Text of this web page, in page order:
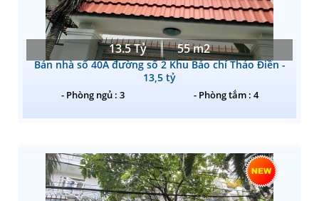
13.5 Tỷ 55 m2
Bán nhà số 40A đường số 2 Khu Báo chí Thảo Điền -
13,5 tỷ
- Phòng ngủ : 3 - Phòng tắm : 4